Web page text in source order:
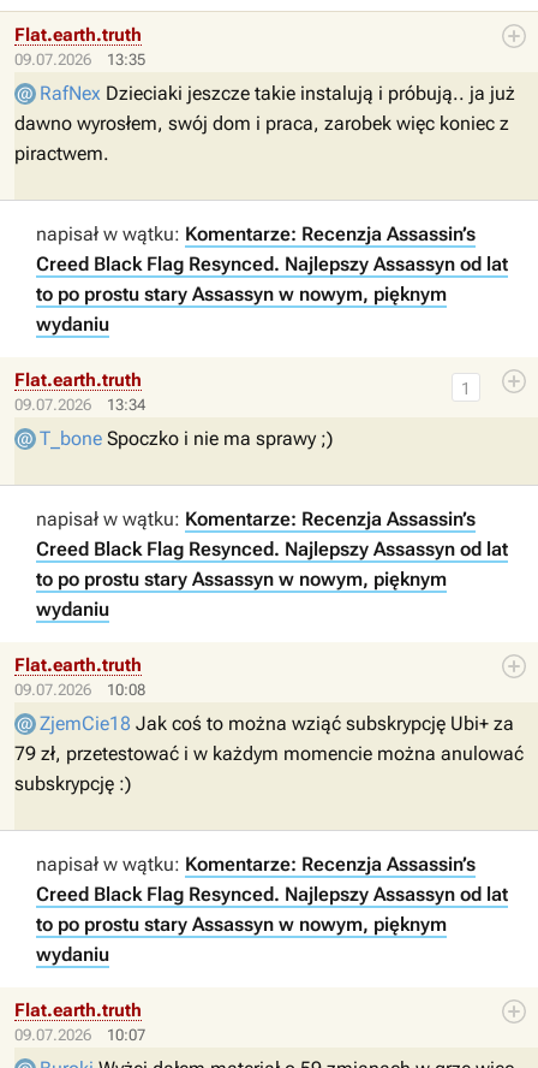
09.07.2026 13:35
Flat.earth.truth
RafNex Dzieciaki jeszcze takie instalują i próbują.. ja już
dawno wyrosłem, swój dom i praca, zarobek więc koniec z
piractwem.
napisał w wątku: Komentarze: Recenzja Assassin’s
Creed Black Flag Resynced. Najlepszy Assassyn od lat
to po prostu stary Assassyn w nowym, pięknym
wydaniu
09.07.2026 13:34
1
Flat.earth.truth
T_bone Spoczko i nie ma sprawy ;)
napisał w wątku: Komentarze: Recenzja Assassin’s
Creed Black Flag Resynced. Najlepszy Assassyn od lat
to po prostu stary Assassyn w nowym, pięknym
wydaniu
09.07.2026 10:08
Flat.earth.truth
ZjemCie18 Jak coś to można wziąć subskrypcję Ubi+ za
79 zł, przetestować i w każdym momencie można anulować
subskrypcję :)
napisał w wątku: Komentarze: Recenzja Assassin’s
Creed Black Flag Resynced. Najlepszy Assassyn od lat
to po prostu stary Assassyn w nowym, pięknym
wydaniu
09.07.2026 10:07
Flat.earth.truth